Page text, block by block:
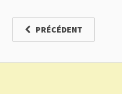
PRÉCÉDENT